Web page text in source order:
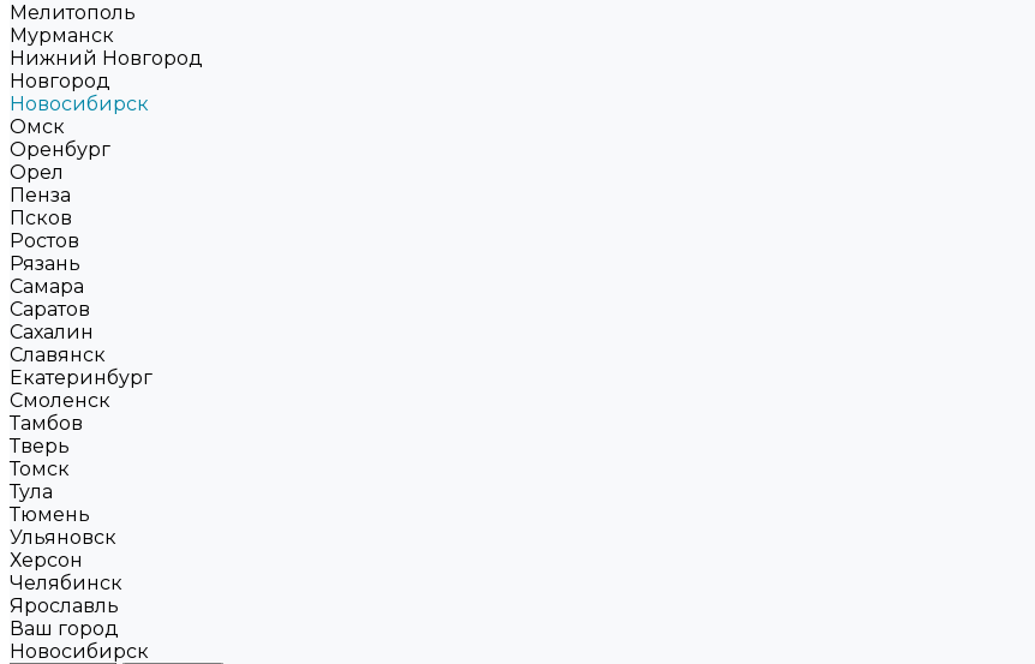
Мелитополь
Мурманск
Нижний Новгород
Новгород
Новосибирск
Омск
Оренбург
Орел
Пенза
Псков
Ростов
Рязань
Самара
Саратов
Сахалин
Славянск
Екатеринбург
Смоленск
Тамбов
Тверь
Томск
Тула
Тюмень
Ульяновск
Херсон
Челябинск
Ярославль
Ваш город
Новосибирск